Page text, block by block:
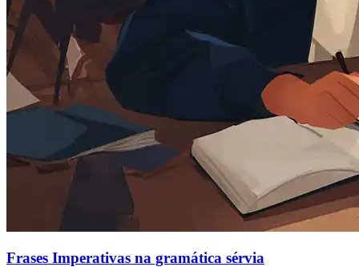
Frases Imperativas na gramática sérvia